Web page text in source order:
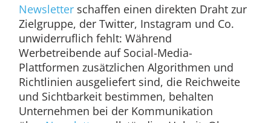
Newsletterschaffen einen direkten Draht zur
Zielgruppe, der Twitter, Instagram und Co.
unwiderruflich fehlt: Während
Werbetreibende auf Social-Media-
Plattformen zusätzlichen Algorithmen und
Richtlinien ausgeliefert sind, die Reichweite
und Sichtbarkeit bestimmen, behalten
Unternehmen bei der Kommunikation